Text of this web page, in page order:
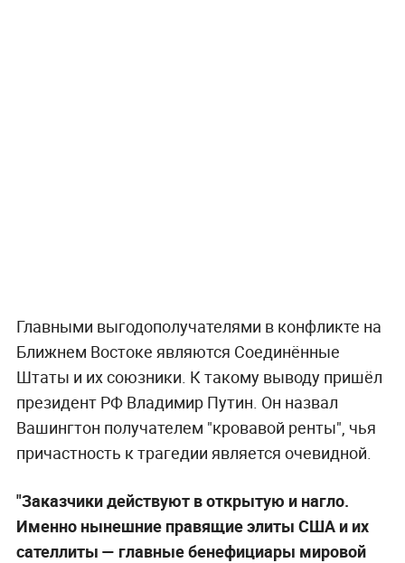
Главными выгодополучателями в конфликте на
Ближнем Востоке являются Соединённые
Штаты и их союзники. К такому выводу пришёл
президент РФ Владимир Путин. Он назвал
Вашингтон получателем "кровавой ренты", чья
причастность к трагедии является очевидной.
"Заказчики действуют в открытую и нагло.
Именно нынешние правящие элиты США и их
сателлиты — главные бенефициары мировой